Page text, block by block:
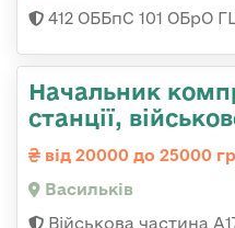
412 ОББпС 101 ОБрО
Начальник
станції,
від 20000 до 25000
Васильків
Військова частина